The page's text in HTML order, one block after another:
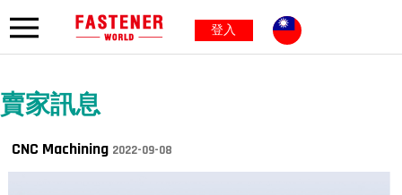
登入
賣家訊息
CNC Machining 2022-09-08